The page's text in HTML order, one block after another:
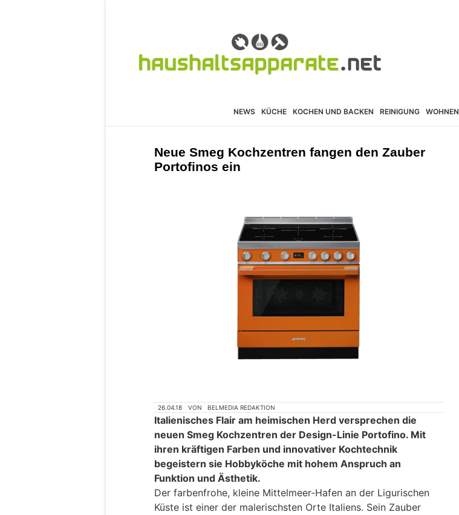
NEWS KÜCHE KOCHEN UND BACKEN REINIGUNG WOHNEN
Neue Smeg Kochzentren fangen den Zauber
Portofinos ein
26.04.18 VON BELMEDIA REDAKTION
Italienisches Flair am heimischen Herd versprechen die
neuen Smeg Kochzentren der Design-Linie Portofino. Mit
ihren kräftigen Farben und innovativer Kochtechnik
begeistern sie Hobbyköche mit hohem Anspruch an
Funktion und Ästhetik.
Der farbenfrohe, kleine Mittelmeer-Hafen an der Ligurischen
Küste ist einer der malerischsten Orte Italiens. Sein Zauber